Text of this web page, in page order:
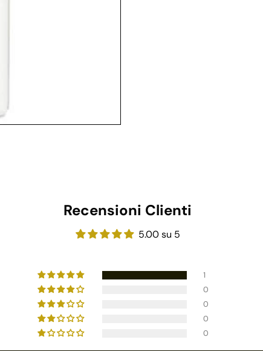
Recensioni Clienti
5.00 su 5
1
0
0
0
0